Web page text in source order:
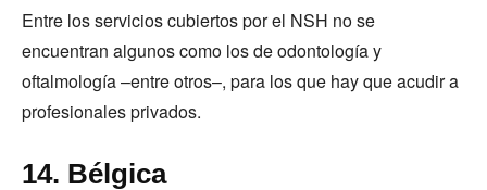
Entre los servicios cubiertos por el NSH no se
encuentran algunos como los de odontología y
oftalmología –entre otros–, para los que hay que acudir a
profesionales privados.
14. Bélgica